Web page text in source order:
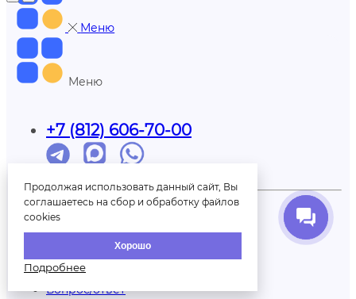
Меню
Меню
+7 (812) 606-70-00
Партнерам
Доставка
Отзывы
Контакты
О нас
Вопрос/ответ
Продолжая использовать данный сайт, Вы
соглашаетесь на сбор и обработку файлов
cookies
Хорошо
Подробнее